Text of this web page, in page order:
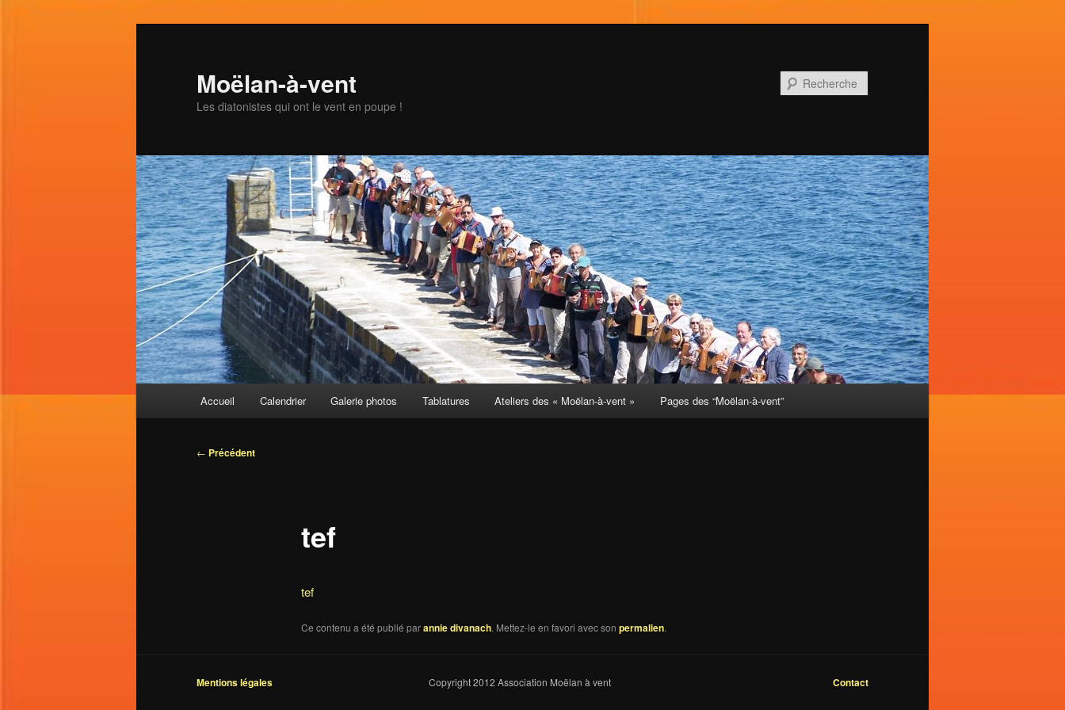
Moëlan-à-vent
Les diatonistes qui ont le vent en poupe !
Accueil Calendrier Galerie photos Tablatures Ateliers des « Moëlan-à-vent » Pages des “Moëlan-à-vent”
Navigation
← Précédent
tef
tef
Ce contenu a été publié parannie divanach. Mettez-le en favori avec son permalien.
Mentions légales Copyright 2012 Association Moëlan à vent Contact